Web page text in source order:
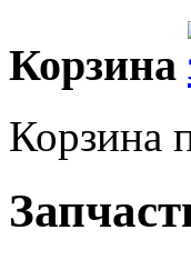
Корзина
Корзина